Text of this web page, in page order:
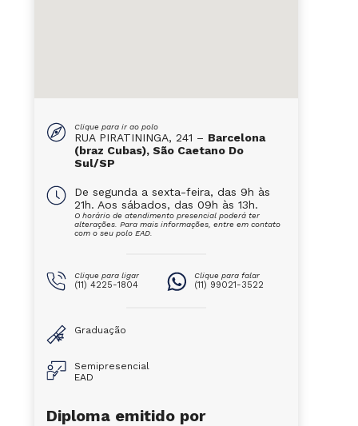
Clique para ir ao polo
RUA PIRATININGA, 241 – Barcelona
(braz Cubas), São Caetano Do
Sul/SP
De segunda a sexta-feira, das 9h às
21h. Aos sábados, das 09h às 13h.
O horário de atendimento presencial poderá ter
alterações. Para mais informações, entre em contato
com o seu polo EAD.
Clique para ligar
(11) 4225-1804
Clique para falar
(11) 99021-3522
Graduação
Semipresencial
EAD
Diploma emitido por